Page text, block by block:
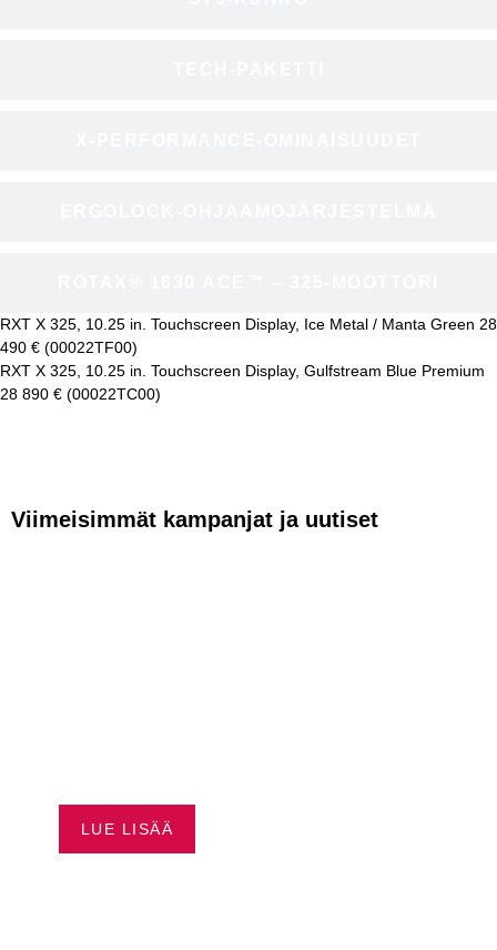
RXT X 325, 10.25 in. Touchscreen Display, Ice Metal / Manta Green 28
490 € (00022TF00)
RXT X 325, 10.25 in. Touchscreen Display, Gulfstream Blue Premium
28 890 € (00022TC00)
Viimeisimmät kampanjat ja uutiset
LUE LISÄÄ